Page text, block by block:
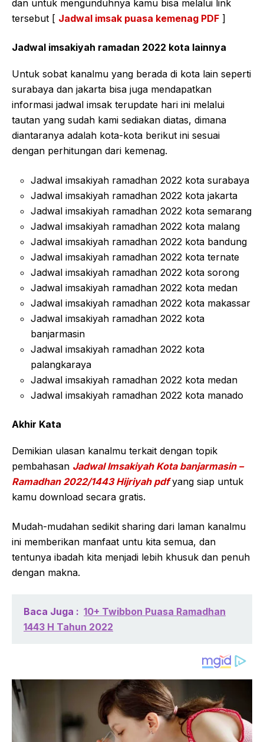
dan untuk mengunduhnya kamu bisa melalui link
tersebut [ Jadwal imsak puasa kemenag PDF ]
Jadwal imsakiyah ramadan 2022 kota lainnya
Untuk sobat kanalmu yang berada di kota lain seperti
surabaya dan jakarta bisa juga mendapatkan
informasi jadwal imsak terupdate hari ini melalui
tautan yang sudah kami sediakan diatas, dimana
diantaranya adalah kota-kota berikut ini sesuai
dengan perhitungan dari kemenag.
Jadwal imsakiyah ramadhan 2022 kota surabaya
Jadwal imsakiyah ramadhan 2022 kota jakarta
Jadwal imsakiyah ramadhan 2022 kota semarang
Jadwal imsakiyah ramadhan 2022 kota malang
Jadwal imsakiyah ramadhan 2022 kota bandung
Jadwal imsakiyah ramadhan 2022 kota ternate
Jadwal imsakiyah ramadhan 2022 kota sorong
Jadwal imsakiyah ramadhan 2022 kota medan
Jadwal imsakiyah ramadhan 2022 kota makassar
Jadwal imsakiyah ramadhan 2022 kota
banjarmasin
Jadwal imsakiyah ramadhan 2022 kota
palangkaraya
Jadwal imsakiyah ramadhan 2022 kota medan
Jadwal imsakiyah ramadhan 2022 kota manado
Akhir Kata
Demikian ulasan kanalmu terkait dengan topik
pembahasan Jadwal Imsakiyah Kota banjarmasin –
Ramadhan 2022/1443 Hijriyah pdfyang siap untuk
kamu download secara gratis.
Mudah-mudahan sedikit sharing dari laman kanalmu
ini memberikan manfaat untu kita semua, dan
tentunya ibadah kita menjadi lebih khusuk dan penuh
dengan makna.
Baca Juga : 10+ Twibbon Puasa Ramadhan
1443 H Tahun 2022